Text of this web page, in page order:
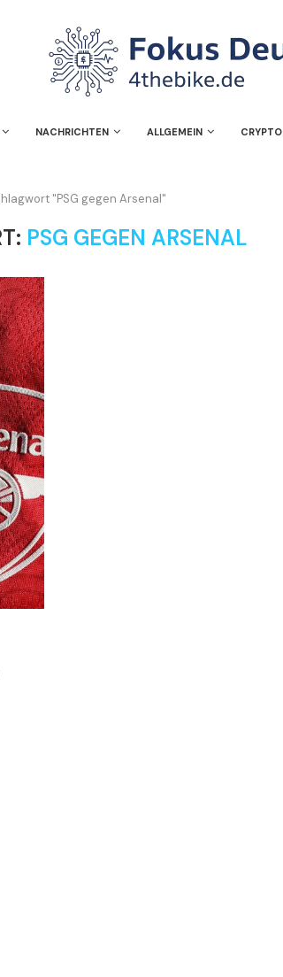
NACHRICHTEN ALLGEMEIN CRYPTO
"PSG gegen Arsenal"
PSG GEGEN ARSENAL